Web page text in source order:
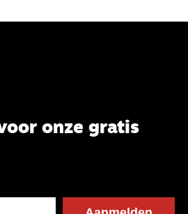
onze gratis